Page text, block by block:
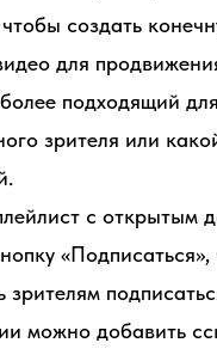
создать
для
подходящий для
зрителя или
с открытым
«Подписаться»,
зрителям
можно добавить